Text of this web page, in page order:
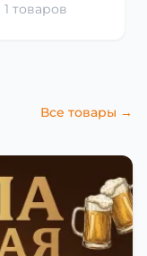
1 товаров
Все товары →